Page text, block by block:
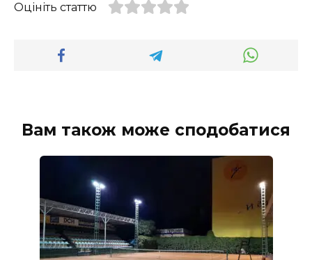
Оцініть статтю
Вам також може сподобатися